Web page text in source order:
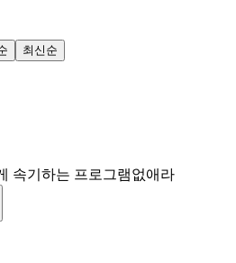
최신순
속기하는 프로그램없애라